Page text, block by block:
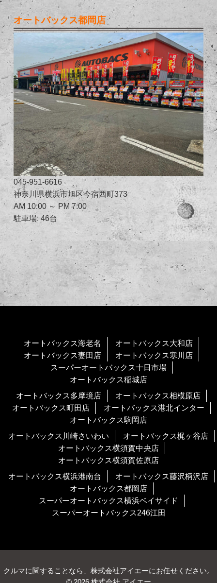
オートバックス都岡店
045-951-6616
神奈川県横浜市旭区今宿西町373
AM 10:00 ～ PM 7:00
駐車場: 46台
オートバックス海老名
オートバックス大和店
オートバックス妻田店
オートバックス寒川店
スーパーオートバックス十日市場
オートバックス稲城店
オートバックス多摩境店
オートバックス相模原店
オートバックス町田店
オートバックス港北インター
オートバックス駒岡店
オートバックス川崎さいわい
オートバックス梶ヶ谷店
オートバックス横須賀中央店
オートバックス横須賀佐原店
オートバックス横浜港南台
オートバックス藤沢柄沢店
オートバックス都岡店
スーパーオートバックス横浜ベイサイド
スーパーオートバックス246江田
クルマに関することなら、株式会社アイエーにお任せください。